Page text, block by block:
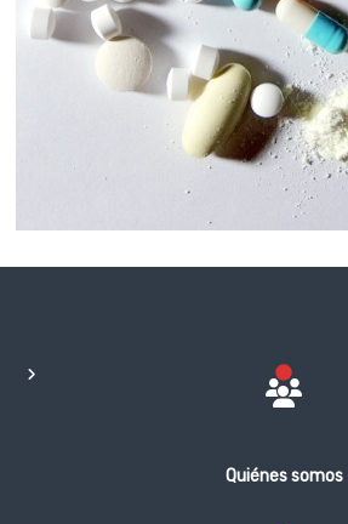
Quiénes somos